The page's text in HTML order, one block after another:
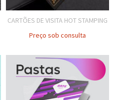
CARTÕES DE VISITA HOT STAMPING
Preço sob consulta